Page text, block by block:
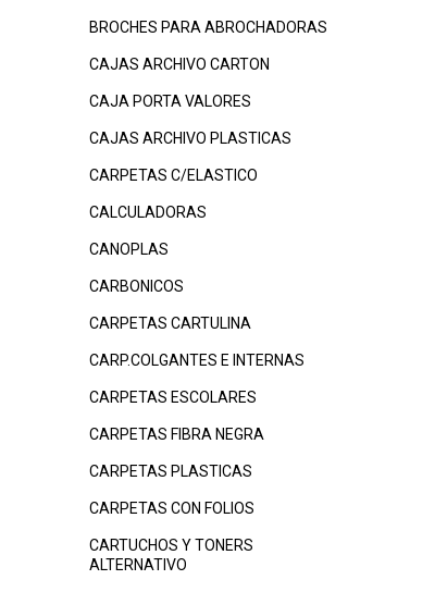
BROCHES PARA ABROCHADORAS
CAJAS ARCHIVO CARTON
CAJA PORTA VALORES
CAJAS ARCHIVO PLASTICAS
CARPETAS C/ELASTICO
CALCULADORAS
CANOPLAS
CARBONICOS
CARPETAS CARTULINA
CARP.COLGANTES E INTERNAS
CARPETAS ESCOLARES
CARPETAS FIBRA NEGRA
CARPETAS PLASTICAS
CARPETAS CON FOLIOS
CARTUCHOS Y TONERS
ALTERNATIVO
$5.320